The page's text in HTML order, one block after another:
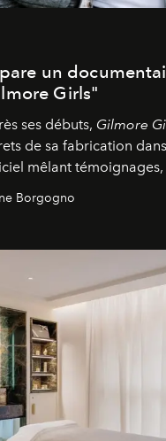
un
Girls"
ses débuts, Gilmore
de sa fabrication
mêlant témoignages,
dans les coulisses d'un
Borgogno